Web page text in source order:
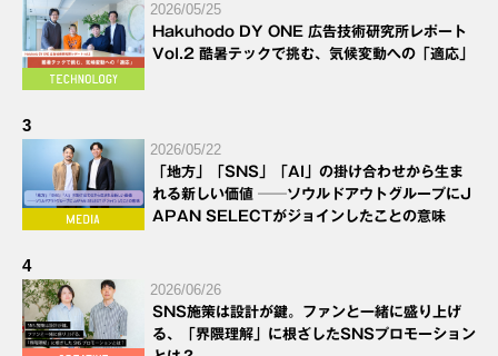
2026/05/25
Hakuhodo DY ONE 広告技術研究所レポート
Vol.2 酷暑テックで挑む、気候変動への「適応」
3
2026/05/22
「地方」「SNS」「AI」の掛け合わせから生ま
れる新しい価値 ──ソウルドアウトグループにJ
APAN SELECTがジョインしたことの意味
4
2026/06/26
SNS施策は設計が鍵。ファンと一緒に盛り上げ
る、「界隈理解」に根ざしたSNSプロモーション